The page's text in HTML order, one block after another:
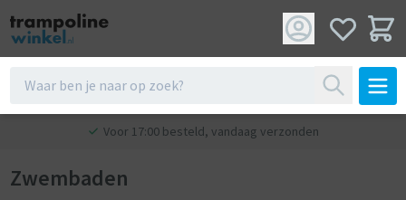
Voor 17:00 besteld, vandaag verzonden
Zwembaden